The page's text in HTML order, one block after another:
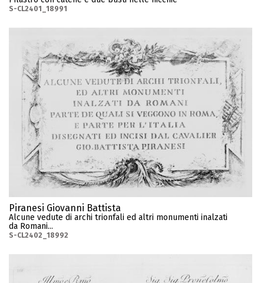
S-CL2401_18991
Piranesi Giovanni Battista
Alcune vedute di archi trionfali ed altri monumenti inalzati
da Romani...
S-CL2402_18992